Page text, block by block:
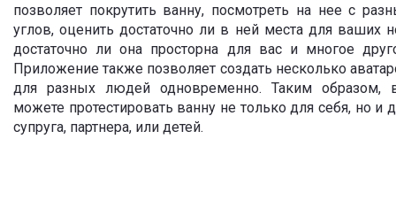
позволяет покрутить ванну, посмотреть на нее с
углов, оценить достаточно ли в ней места для ваших
достаточно ли она просторна для вас и многое
Приложение также позволяет создать несколько
для разных людей одновременно. Таким образом,
можете протестировать ванну не только для себя, но и
супруга, партнера, или детей.